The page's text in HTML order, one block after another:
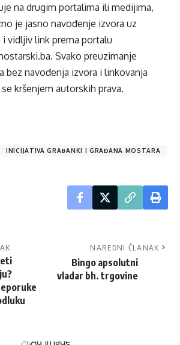
na drugim portalima ili medijima,
je jasno navođenje izvora uz
i vidljiv link prema portalu
. Svako preuzimanje
bez navođenja izvora i linkovanja
kršenjem autorskih prava.
INICIJATIVA GRAĐANKI I GRAĐANA MOSTARA
NAREDNI ČLANAK
Bingo apsolutni
vladar bh. trgovine